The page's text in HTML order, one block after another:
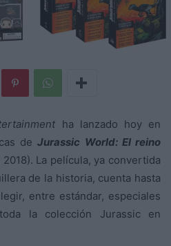
ha lanzado hoy en
deJurassic World: El reino
2018). La película, ya convertida
de la historia, cuenta hasta
entre estándar, especiales
la colección Jurassic en